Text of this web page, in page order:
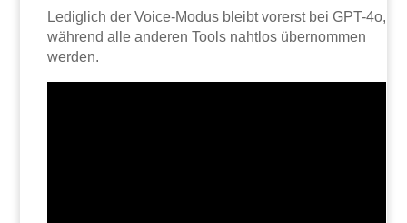
Lediglich der Voice-Modus bleibt vorerst bei GPT-4o,
während alle anderen Tools nahtlos übernommen
werden.